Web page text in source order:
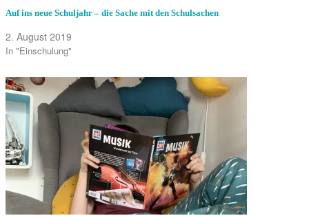
Auf ins neue Schuljahr – die Sache mit den Schulsachen
2. August 2019
In "Einschulung"